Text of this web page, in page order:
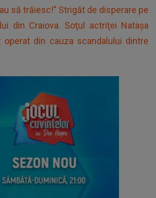
să trăiesc!" Strigăt de disperare pe
din Craiova. Soţul actriţei Nataşa
operat din cauza scandalului dintre